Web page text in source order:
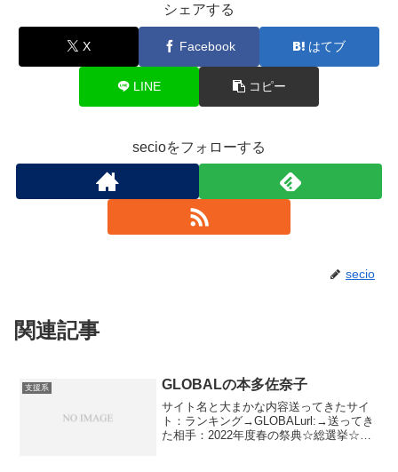
シェアする
X Facebook はてブ
LINE コピー
secioをフォローする
secio
関連記事
支援系 GLOBALの本多佐奈子
サイト名と大まかな内容送ってきたサイ
ト：ランキング→GLOBALurl:→送ってき
た相手：2022年度春の祭典☆総選挙☆実